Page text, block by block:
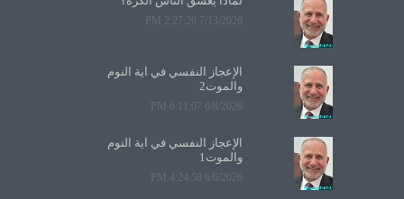
7/13/2026 2:27:26 PM
الإعجاز النفسي في آية النوم
والموت2
6/8/2026 6:11:07 PM
الإعجاز النفسي في آية النوم
والموت1
6/6/2026 4:24:58 PM